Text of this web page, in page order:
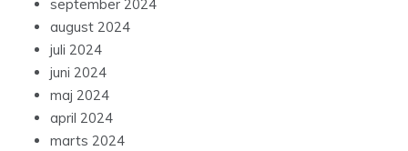
september 2024
august 2024
juli 2024
juni 2024
maj 2024
april 2024
marts 2024